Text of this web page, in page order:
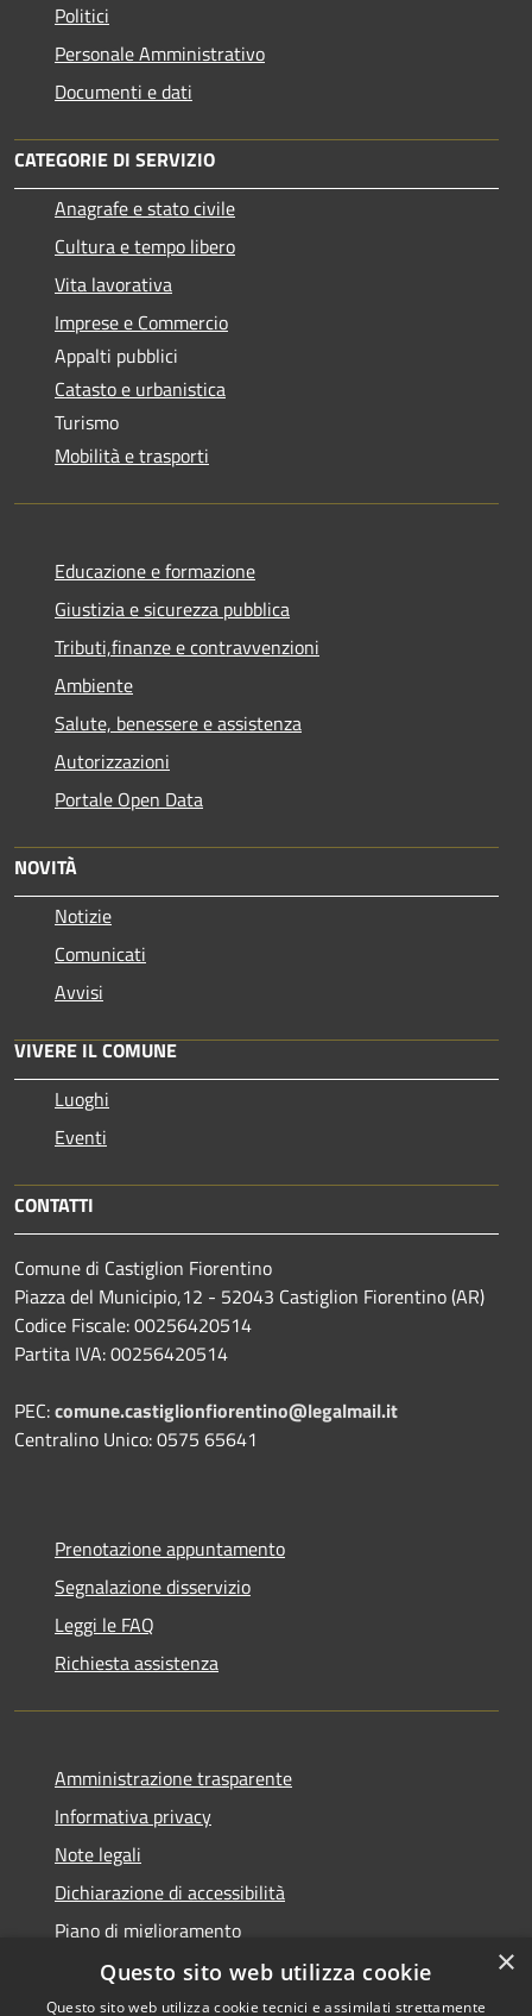
Politici
Personale Amministrativo
Documenti e dati
CATEGORIE DI SERVIZIO
Anagrafe e stato civile
Cultura e tempo libero
Vita lavorativa
Imprese e Commercio
Appalti pubblici
Catasto e urbanistica
Turismo
Mobilità e trasporti
Educazione e formazione
Giustizia e sicurezza pubblica
Tributi,finanze e contravvenzioni
Ambiente
Salute, benessere e assistenza
Autorizzazioni
Portale Open Data
NOVITÀ
Notizie
Comunicati
Avvisi
VIVERE IL COMUNE
Luoghi
Eventi
CONTATTI
Comune di Castiglion Fiorentino
Piazza del Municipio,12 - 52043 Castiglion Fiorentino (AR)
Codice Fiscale: 00256420514
Partita IVA: 00256420514
PEC:comune.castiglionfiorentino@legalmail.it
Centralino Unico: 0575 65641
Prenotazione appuntamento
Segnalazione disservizio
Leggi le FAQ
Richiesta assistenza
Amministrazione trasparente
Informativa privacy
Note legali
Dichiarazione di accessibilità
Piano di miglioramento
×
Questo sito web utilizza cookie
Questo sito web utilizza cookie tecnici e assimilati strettamente